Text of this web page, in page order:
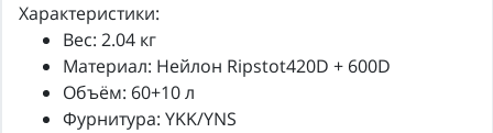
Характеристики:
Вес: 2.04 кг
Материал: Нейлон Ripstot420D + 600D
Объём: 60+10 л
Фурнитура: YKK/YNS